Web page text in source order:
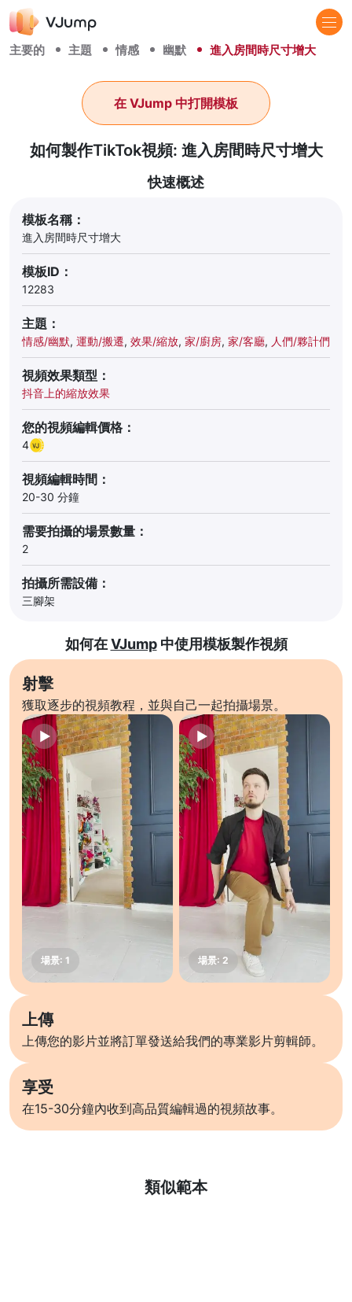
主要的 主題 情感 幽默 進入房間時尺寸增大
如何製作TikTok視頻: 進入房間時尺寸增大
在 VJump 中打開模板
快速概述
模板名稱：
進入房間時尺寸增大
模板ID：
12283
主題：
情感/幽默, 運動/搬遷, 效果/縮放, 家/廚房, 家/客廳, 人們/夥計們
視頻效果類型：
抖音上的縮放效果
您的視頻編輯價格：
4
視頻編輯時間：
20-30 分鐘
需要拍攝的場景數量：
2
拍攝所需設備：
三腳架
如何在VJump中使用模板製作視頻
射擊
獲取逐步的視頻教程，並與自己一起拍攝場景。
上傳
上傳您的影片並將訂單發送給我們的專業影片剪輯師。
享受
在15-30分鐘內收到高品質編輯過的視頻故事。
類似範本
了解更多